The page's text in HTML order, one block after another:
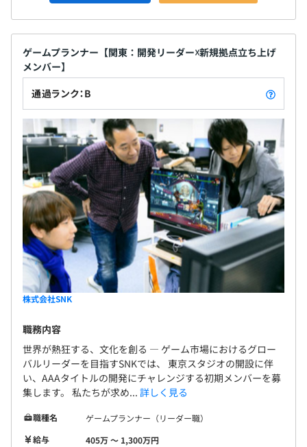
ゲームプランナー【関東：開発リーダー☓新規拠点立ち上げ
メンバー】
通過ランク：B
株式会社SNK
職務内容
世界が熱狂する、文化を創る ― ゲーム市場におけるグロー
バルリーダーを目指すSNKでは、 東京スタジオの開設に伴
い、AAAタイトルの開発にチャレンジする初期メンバーを募
集します。 私たちが求め... 詳しく見る
職種名
ゲームプランナー（リーダー職）
給与
405万 〜 1,300万円